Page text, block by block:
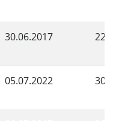
30.06.2017
05.07.2022